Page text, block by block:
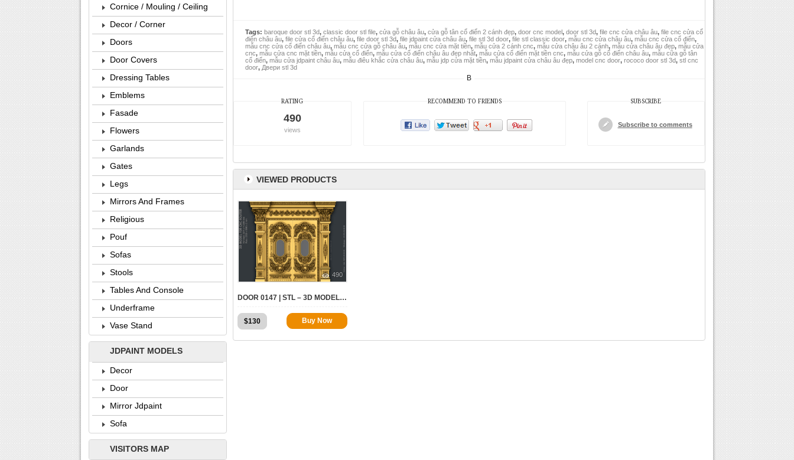
Tags: baroque door stl 3d, classic door stl file, cửa gỗ châu âu, cửa gỗ tân cổ điển 2 cánh đẹp, door cnc model, door stl 3d, file cnc cửa châu âu, file cnc cửa cổ
điển châu âu, file cửa cổ điển châu âu, file door stl 3d, file jdpaint cửa châu âu, file stl 3d door, file stl classic door, mẫu cnc cửa châu âu, mẫu cnc cửa cổ điển,
mẫu cnc cửa cổ điển châu âu, mẫu cnc cửa gỗ châu âu, mẫu cnc cửa mặt tiền, mẫu cửa 2 cánh cnc, mẫu cửa châu âu 2 cánh, mẫu cửa châu âu đẹp, mẫu cửa
cnc, mẫu cửa cnc mặt tiền, mẫu cửa cổ điển, mẫu cửa cổ điển châu âu đẹp nhất, mẫu cửa cổ điển mặt tiền cnc, mẫu cửa gỗ cổ điển châu âu, mẫu cữa gỗ tân
cổ điển, mẫu cửa jdpaint châu âu, mẫu điêu khắc cửa châu âu, mẫu jdp cửa mặt tiền, mẫu jdpaint cửa châu âu đẹp, model cnc door, rococo door stl 3d, stl cnc
door, Двери stl 3d
B
RATING
490
views
SUBSCRIBE
Subscribe to comments
RECOMMEND TO FRIENDS
VIEWED PRODUCTS
490
DOOR 0147 | STL – 3D MODEL FOR CNC
$130 Buy Now
Cornice / Mouling / Ceiling
Decor / Corner
Doors
Door Covers
Dressing Tables
Emblems
Fasade
Flowers
Garlands
Gates
Legs
Mirrors And Frames
Religious
Pouf
Sofas
Stools
Tables And Console
Underframe
Vase Stand
JDPAINT MODELS
Decor
Door
Mirror Jdpaint
Sofa
VISITORS MAP